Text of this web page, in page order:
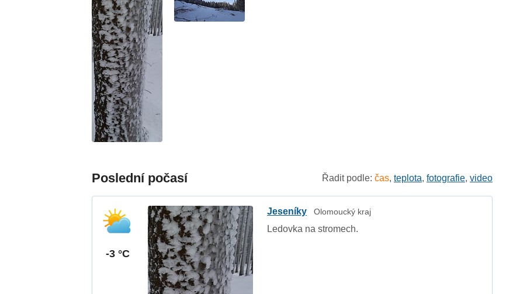
Poslední počasí Řadit podle: čas, teplota, fotografie, video
-3 °C
Jeseníky Olomoucký kraj
Ledovka na stromech.